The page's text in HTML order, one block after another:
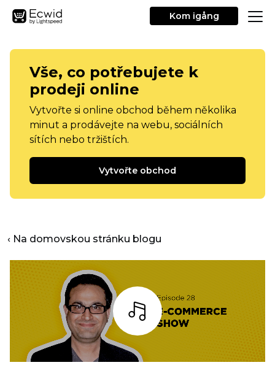
Kom igång
Vše, co potřebujete k
prodeji online
Vytvořte si online obchod během několika
minut a prodávejte na webu, sociálních
sítích nebo tržištích.
Vytvořte obchod
‹ Na domovskou stránku blogu
Poslouchat